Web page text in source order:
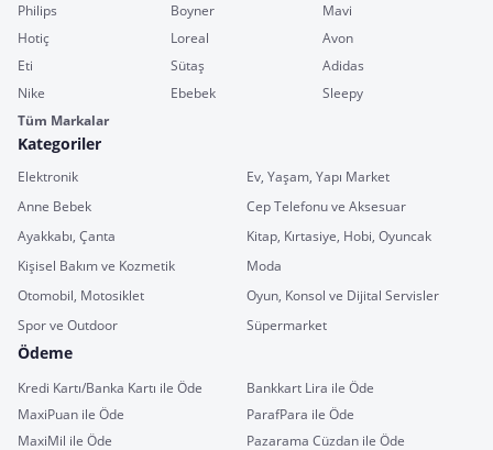
Philips
Boyner
Mavi
Hotiç
Loreal
Avon
Eti
Sütaş
Adidas
Nike
Ebebek
Sleepy
Tüm Markalar
Kategoriler
Elektronik
Ev, Yaşam, Yapı Market
Anne Bebek
Cep Telefonu ve Aksesuar
Ayakkabı, Çanta
Kitap, Kırtasiye, Hobi, Oyuncak
Kişisel Bakım ve Kozmetik
Moda
Otomobil, Motosiklet
Oyun, Konsol ve Dijital Servisler
Spor ve Outdoor
Süpermarket
Ödeme
Kredi Kartı/Banka Kartı ile Öde
Bankkart Lira ile Öde
MaxiPuan ile Öde
ParafPara ile Öde
MaxiMil ile Öde
Pazarama Cüzdan ile Öde